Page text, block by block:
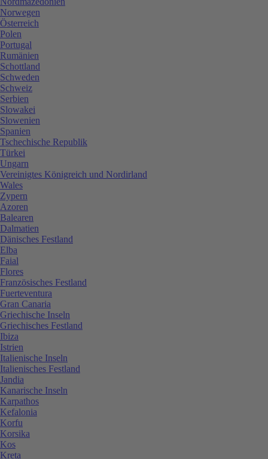
Norwegen
Österreich
Polen
Portugal
Rumänien
Schottland
Schweden
Schweiz
Serbien
Slowakei
Slowenien
Spanien
Tschechische Republik
Türkei
Ungarn
Vereinigtes Königreich und Nordirland
Wales
Zypern
Azoren
Balearen
Dalmatien
Dänisches Festland
Elba
Faial
Flores
Französisches Festland
Fuerteventura
Gran Canaria
Griechische Inseln
Griechisches Festland
Ibiza
Istrien
Italienische Inseln
Italienisches Festland
Jandia
Kanarische Inseln
Karpathos
Kefalonia
Korfu
Korsika
Kos
Kreta